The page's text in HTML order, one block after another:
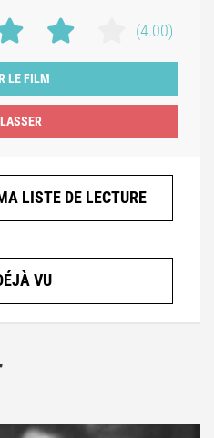
(4.00)
LE FILM
LISTE DE LECTURE
VU